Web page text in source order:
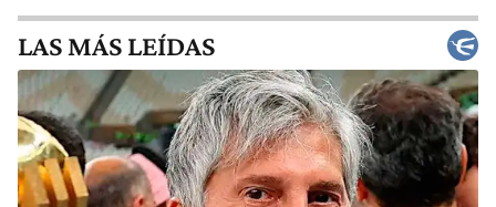
LAS MÁS LEÍDAS